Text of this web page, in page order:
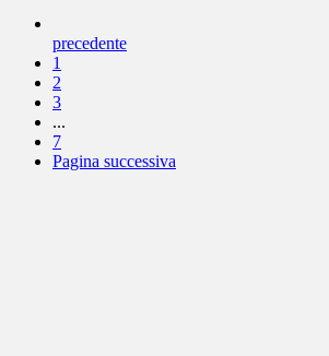
precedente
1
2
3
...
7
Pagina successiva